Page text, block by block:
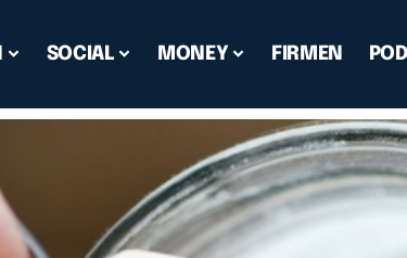
SOCIAL MONEY FIRMEN